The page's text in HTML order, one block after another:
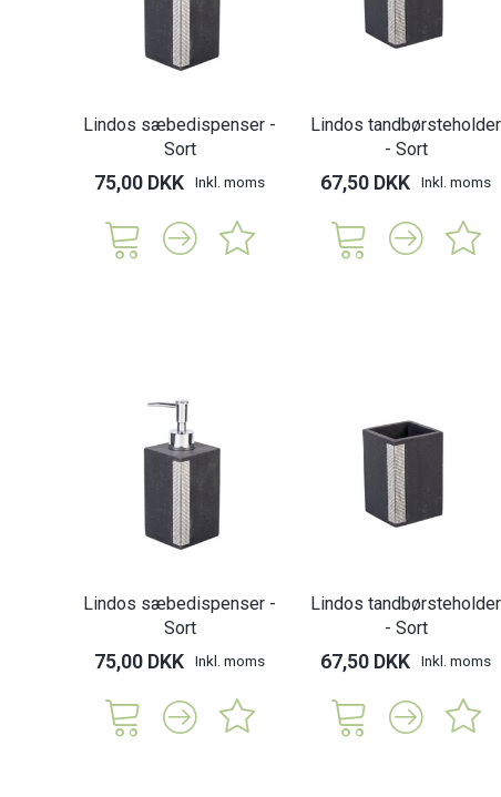
Lindos sæbedispenser -
Sort
75,00 DKK Inkl. moms
Lindos tandbørsteholder
- Sort
67,50 DKK Inkl. moms
Lindos sæbedispenser -
Sort
75,00 DKK Inkl. moms
Lindos tandbørsteholder
- Sort
67,50 DKK Inkl. moms